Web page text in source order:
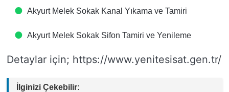
Akyurt Melek Sokak Kanal Yıkama ve Tamiri
Akyurt Melek Sokak Sifon Tamiri ve Yenileme
Detaylar için; https://www.yenitesisat.gen.tr/
İlginizi Çekebilir: